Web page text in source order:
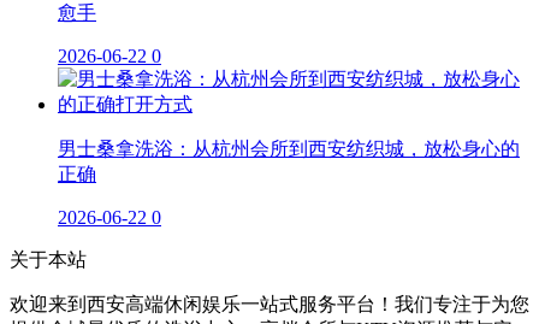
愈手
2026-06-22 0
男士桑拿洗浴：从杭州会所到西安纺织城，放松身心的
正确
2026-06-22 0
关于本站
欢迎来到西安高端休闲娱乐一站式服务平台！我们专注于为您